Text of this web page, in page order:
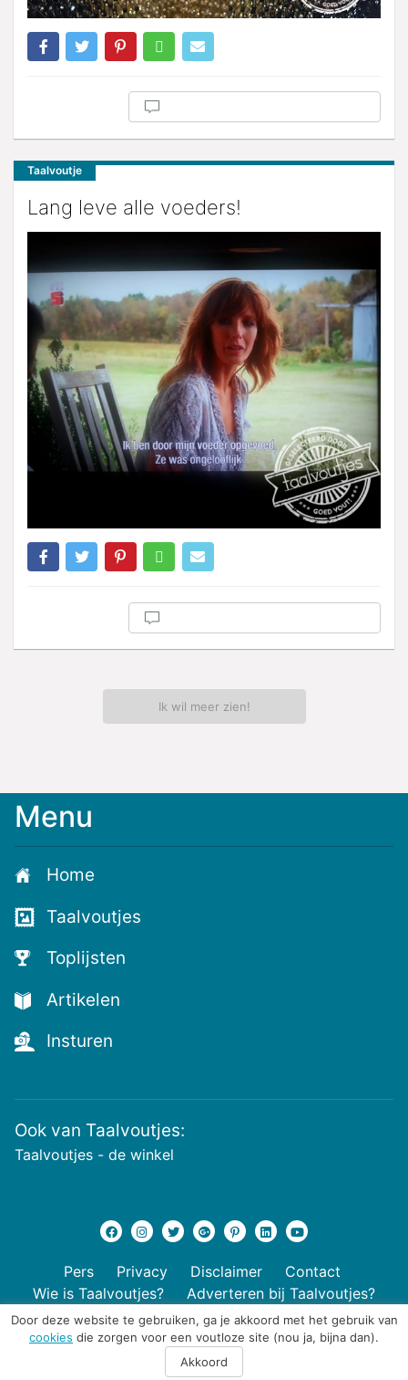
Taalvoutje
Lang leve alle voeders!
Ik wil meer zien!
Menu
Home
Taalvoutjes
Toplijsten
Artikelen
Insturen
Ook van Taalvoutjes:
Taalvoutjes - de winkel
Pers Privacy Disclaimer
Contact
Wie is Taalvoutjes?
Adverteren bij Taalvoutjes?
Door deze website te gebruiken, ga je akkoord met het gebruik van
cookies die zorgen voor een voutloze site (nou ja, bijna dan).
Akkoord